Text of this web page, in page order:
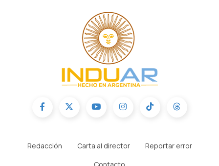
Redacción Carta al director
Reportar error
Contacto